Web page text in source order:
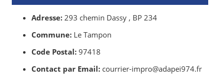
Adresse: 293 chemin Dassy , BP 234
Commune: Le Tampon
Code Postal: 97418
Contact par Email: courrier-impro@adapei974.fr